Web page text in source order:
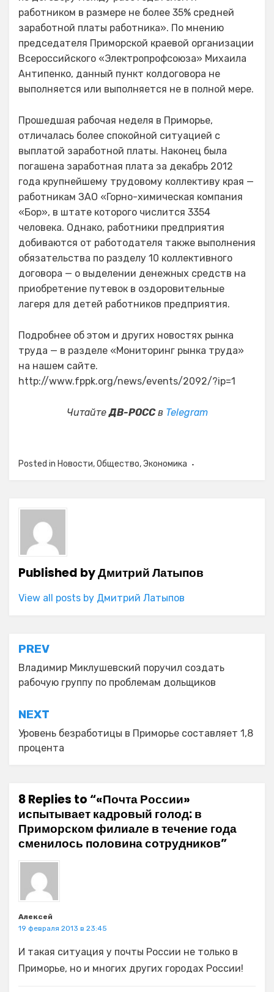
работником в размере не более 35% средней
заработной платы работника». По мнению
председателя Приморской краевой организации
Всероссийского «Электропрофсоюза» Михаила
Антипенко, данный пункт колдоговора не
выполняется или выполняется не в полной мере.
Прошедшая рабочая неделя в Приморье,
отличалась более спокойной ситуацией с
выплатой заработной платы. Наконец была
погашена заработная плата за декабрь 2012
года крупнейшему трудовому коллективу края —
работникам ЗАО «Горно-химическая компания
«Бор», в штате которого числится 3354
человека. Однако, работники предприятия
добиваются от работодателя также выполнения
обязательства по разделу 10 коллективного
договора — о выделении денежных средств на
приобретение путевок в оздоровительные
лагеря для детей работников предприятия.
Подробнее об этом и других новостях рынка
труда — в разделе «Мониторинг рынка труда»
на нашем сайте.
http://www.fppk.org/news/events/2092/?ip=1
ЧитайтеДВ-РОССв Telegram
Posted in Новости,Общество,Экономика
Published byДмитрий Латыпов
View all posts by Дмитрий Латыпов
Навигация
по
записям
PREV
Владимир Миклушевский поручил создать
рабочую группу по проблемам дольщиков
NEXT
Уровень безработицы в Приморье составляет 1,8
процента
8 Replies to “«Почта России»
испытывает кадровый голод: в
Приморском филиале в течение года
сменилось половина сотрудников”
Алексей
19 февраля 2013 в 23:45
И такая ситуация у почты России не только в
Приморье, но и многих других городах России!